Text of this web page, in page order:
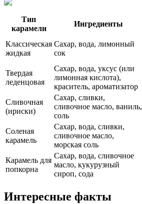
Тип
карамели
Ингредиенты
Классическая
жидкая
Сахар, вода, лимонный
сок
Твердая
леденцовая
Сахар, вода, уксус (или
лимонная кислота),
краситель, ароматизатор
Сливочная
(ириски)
Сахар, сливки,
сливочное масло, ваниль,
соль
Соленая
карамель
Сахар, вода, сливки,
сливочное масло,
морская соль
Карамель для
попкорна
Сахар, вода, сливочное
масло, кукурузный
сироп, сода
Интересные факты